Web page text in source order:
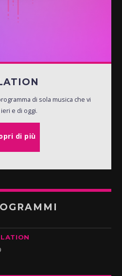
di sola musica che vi
e di oggi.
di più